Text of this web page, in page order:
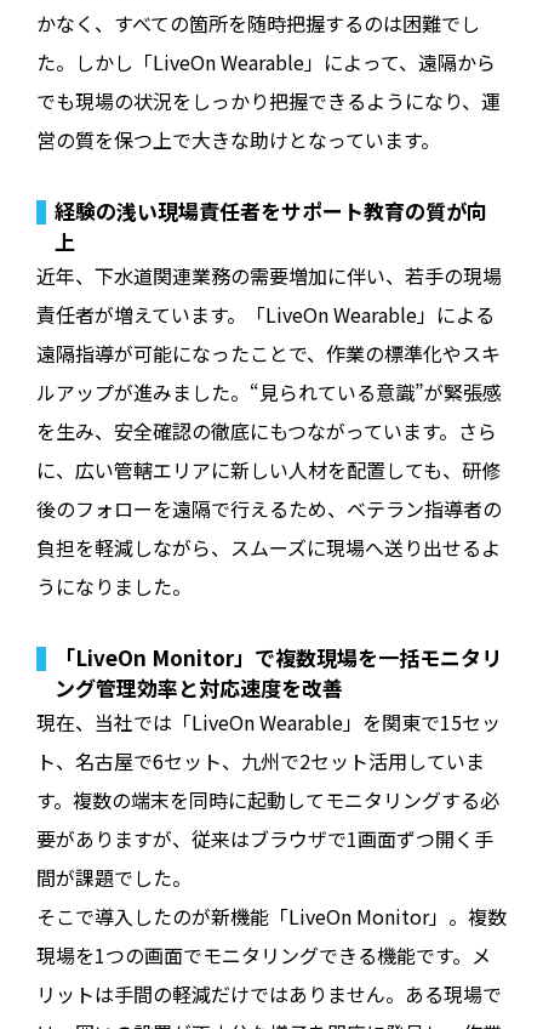
かなく、すべての箇所を随時把握するのは困難でし
た。しかし「LiveOn Wearable」によって、遠隔から
でも現場の状況をしっかり把握できるようになり、運
営の質を保つ上で大きな助けとなっています。
経験の浅い現場責任者をサポート――教育の質が向
上
近年、下水道関連業務の需要増加に伴い、若手の現場
責任者が増えています。「LiveOn Wearable」による
遠隔指導が可能になったことで、作業の標準化やスキ
ルアップが進みました。“見られている意識”が緊張感
を生み、安全確認の徹底にもつながっています。さら
に、広い管轄エリアに新しい人材を配置しても、研修
後のフォローを遠隔で行えるため、ベテラン指導者の
負担を軽減しながら、スムーズに現場へ送り出せるよ
うになりました。
「LiveOn Monitor」で複数現場を一括モニタリ
ング――管理効率と対応速度を改善
現在、当社では「LiveOn Wearable」を関東で15セッ
ト、名古屋で6セット、九州で2セット活用していま
す。複数の端末を同時に起動してモニタリングする必
要がありますが、従来はブラウザで1画面ずつ開く手
間が課題でした。
そこで導入したのが新機能「LiveOn Monitor」。複数
現場を1つの画面でモニタリングできる機能です。メ
リットは手間の軽減だけではありません。ある現場で